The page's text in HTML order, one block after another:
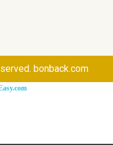
bonback.com